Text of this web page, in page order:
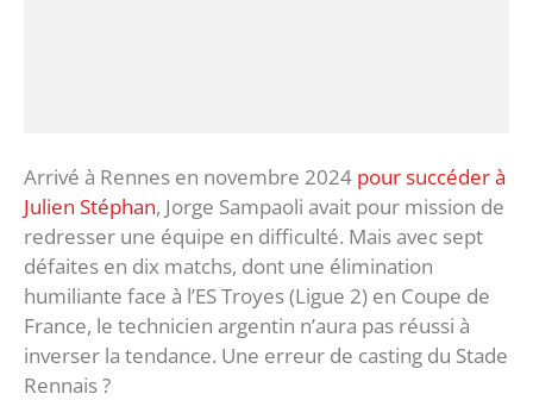
Arrivé à Rennes en novembre 2024 pour succéder à
Julien Stéphan, Jorge Sampaoli avait pour mission de
redresser une équipe en difficulté. Mais avec sept
défaites en dix matchs, dont une élimination
humiliante face à l’ES Troyes (Ligue 2) en Coupe de
France, le technicien argentin n’aura pas réussi à
inverser la tendance. Une erreur de casting du Stade
Rennais ?